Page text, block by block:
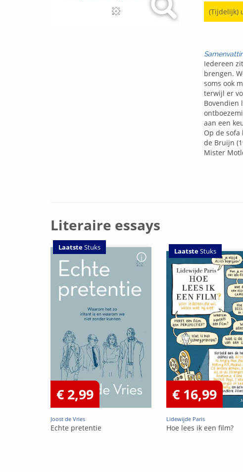
(Tijdelijk)
Iedereen
brengen.
soms ook
terwijl er
Bovendien
aan een
Op de
de Bruijn
Mister
Literaire essays
LaatsteStuks
€ 2,99
Joost de Vries
Echte pretentie
LaatsteStuks
€ 16,99
Lidewijde Paris
Hoe lees ik een film?